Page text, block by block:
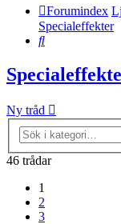
Forumindex
Specialeffekter
Sök
Ny tråd
46 trådar
1
2
3